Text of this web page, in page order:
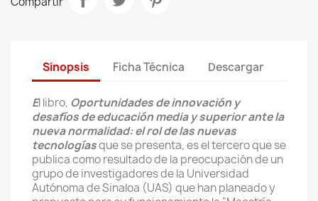
Sinopsis Ficha Técnica Descargar
El libro, Oportunidades de innovación y
desafíos de educación media y superior ante la
nueva normalidad: el rol de las nuevas
tecnologíasque se presenta, es el tercero que se
publica como resultado de la preocupación de un
grupo de investigadores de la Universidad
Autónoma de Sinaloa (UAS) que han planeado y